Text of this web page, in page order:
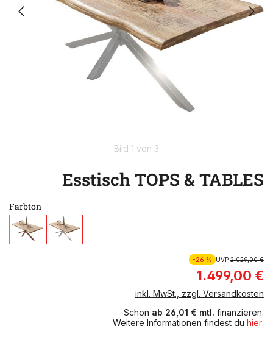
Bild 1 von 3
Esstisch TOPS & TABLES
Farbton
-26 % UVP2.029,00 €
1.499,00 €
inkl. MwSt., zzgl. Versandkosten
Schon ab 26,01 € mtl. finanzieren.
Weitere Informationen findest du hier.